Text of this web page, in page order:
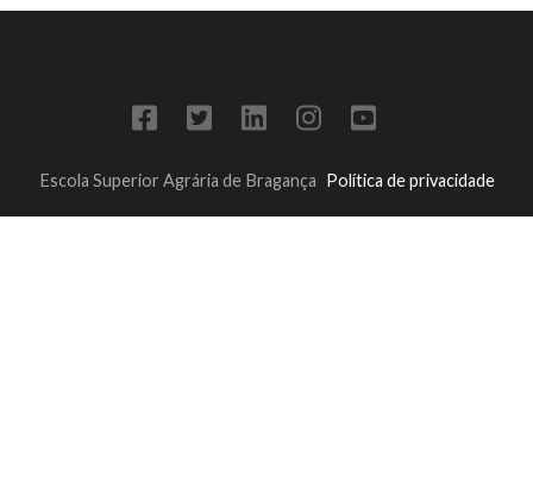
Escola Superior Agrária de Bragança Política de privacidade